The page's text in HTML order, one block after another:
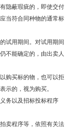
隐蔽瑕疵的，即使交付
当符合同种物的通常标
试用期间。对试用期间
不能确定的，由出卖人
购买标的物，也可以拒
示的，视为购买。
务以及招标投标程序
卖程序等，依照有关法